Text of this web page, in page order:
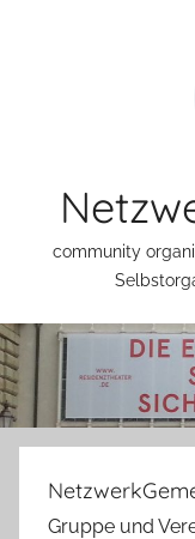
community
Gruppe und